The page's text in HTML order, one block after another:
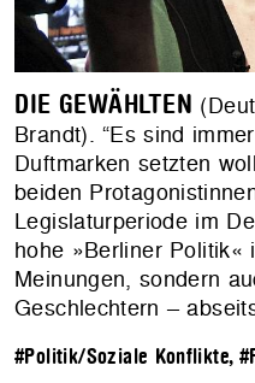
DIE GEWÄHLTEN
Brandt). “Es sind
Duftmarken setzten
beiden
Legislaturperiode im
hohe »Berliner Politik«
Meinungen, sondern
Geschlechtern –
#Politik/Soziale Konflikte,